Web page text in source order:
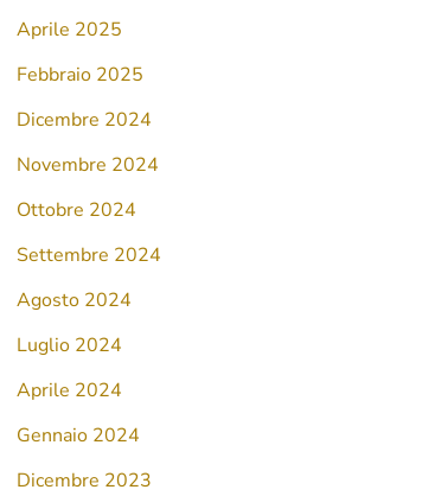
Aprile 2025
Febbraio 2025
Dicembre 2024
Novembre 2024
Ottobre 2024
Settembre 2024
Agosto 2024
Luglio 2024
Aprile 2024
Gennaio 2024
Dicembre 2023